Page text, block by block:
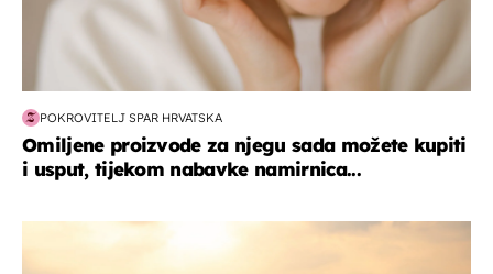
POKROVITELJ SPAR HRVATSKA
Omiljene proizvode za njegu sada možete kupiti
i usput, tijekom nabavke namirnica...